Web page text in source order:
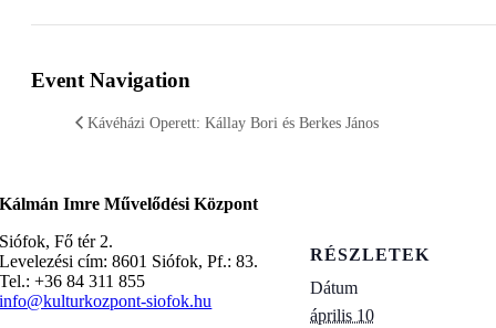
Event Navigation
Kávéházi Operett: Kállay Bori és Berkes János
RÉSZLETEK
Dátum
április 10
Kálmán Imre Művelődési Központ
Siófok, Fő tér 2.
Levelezési cím: 8601 Siófok, Pf.: 83.
Tel.: +36 84 311 855
info@kulturkozpont-siofok.hu